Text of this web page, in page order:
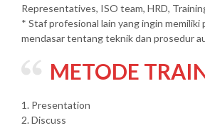
Representatives, ISO team, HRD,
* Staf profesional lain yang ingin memiliki
mendasar tentang teknik dan prosedur
METODE
1. Presentation
2. Discuss